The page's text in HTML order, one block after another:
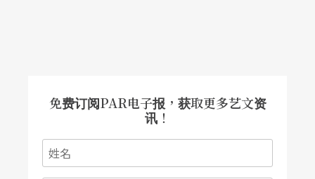
免费订阅PAR电子报，获取更多艺文资
讯！